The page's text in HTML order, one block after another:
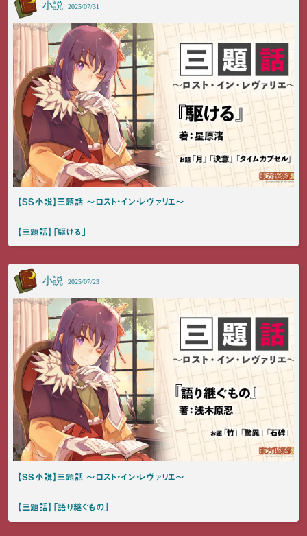
小説 2025/07/31
【SS小説】三題話 ～ロスト・イン・レヴァリエ～
【三題話】「駆ける」
小説 2025/07/23
【SS小説】三題話 ～ロスト・イン・レヴァリエ～
【三題話】「語り継ぐもの」